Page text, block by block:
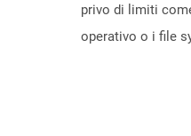
privo di limiti
operativo o i file